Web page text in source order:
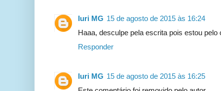
Iuri MG 15 de agosto de 2015 às 16:24
Haaa, desculpe pela escrita pois estou pelo
Responder
Iuri MG 15 de agosto de 2015 às 16:25